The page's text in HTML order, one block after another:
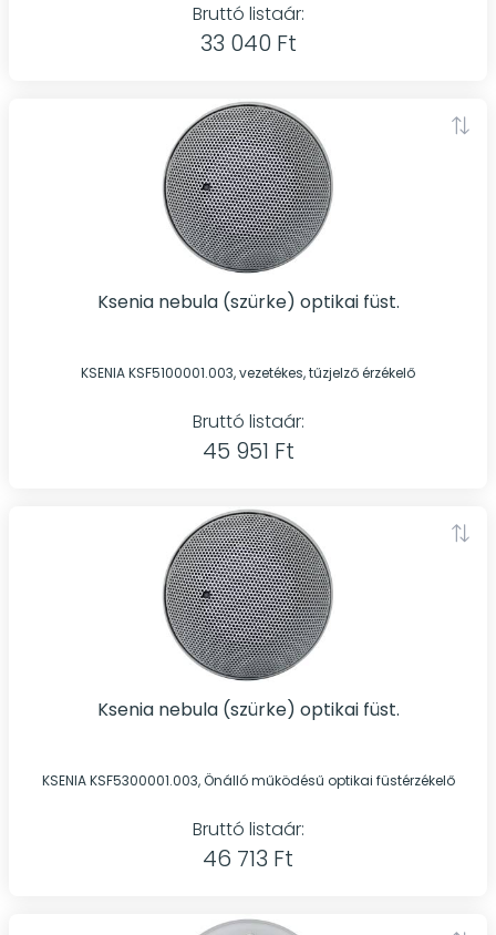
Bruttó listaár:
33 040 Ft
Ksenia nebula (szürke) optikai füst.
KSENIA KSF5100001.003, vezetékes, tűzjelző érzékelő
Bruttó listaár:
45 951 Ft
Ksenia nebula (szürke) optikai füst.
KSENIA KSF5300001.003, Önálló működésű optikai füstérzékelő
Bruttó listaár:
46 713 Ft